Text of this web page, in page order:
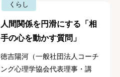
くらし
人間関係を円滑にする「相
手の心を動かす質問」
徳吉陽河（一般社団法人コーチ
ング心理学協会代表理事・講